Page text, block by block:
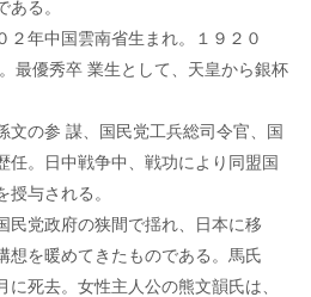
る。
２年中国雲南省生まれ。１９２０
最優秀卒 業生として、天皇から銀杯
文の参 謀、国民党工兵総司令官、国
任。日中戦争中、戦功により同盟国
与される。
民党政府の狭間で揺れ、日本に移
想を暖めてきたものである。馬氏
死去。女性主人公の熊文韻氏は、